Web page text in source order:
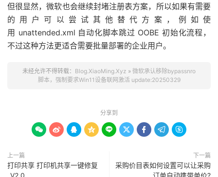
但很显然，微软也会继续封堵注册表方案，所以如果有需要
的用户可以尝试其他替代方案，例如使
用 unattended.xml 自动化脚本跳过 OOBE 初始化流程，
不过这种方法更适合需要批量部署的企业用户。
未经允许不得转载： Blog.XiaoMing.Xyz » 微软承认移除bypassnro
脚本，强制要求Win11设备联网激活 update:20250329
分享到
        
上一篇
打印共享 打印机共享一键修复
下一篇
采购价目表如何设置可以让采购